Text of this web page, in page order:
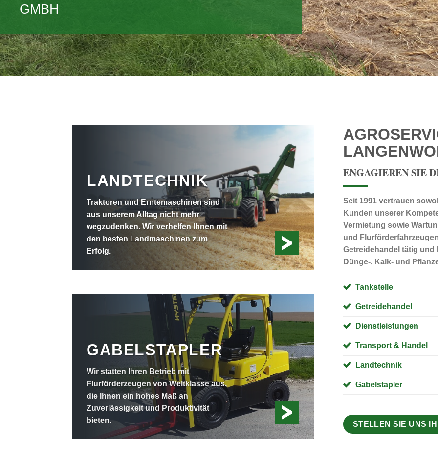
GMBH
LANDTECHNIK
Traktoren und Erntemaschinen sind
aus unserem Alltag nicht mehr
wegzudenken. Wir verhelfen Ihnen mit
den besten Landmaschinen zum
Erfolg.
GABELSTAPLER
Wir statten Ihren Betrieb mit
Flurförderzeugen von Weltklasse aus,
die Ihnen ein hohes Maß an
Zuverlässigkeit und Produktivität
bieten.
ENGAGIEREN SIE
Seit 1991 vertrauen
Kunden unserer
Vermietung sowie
und
Getreidehandel tätig
Dünge-, Kalk- und
Tankstelle
Getreidehandel
Dienstleistungen
Transport & Handel
Landtechnik
Gabelstapler
STELLEN SIE UNS